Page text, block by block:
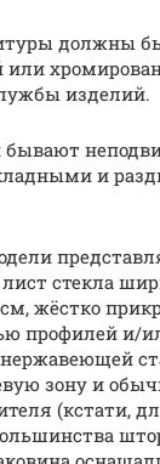
должны
изделий.
бывают
и
стекла
см, жёстко
профилей и/
зону и
(кстати,